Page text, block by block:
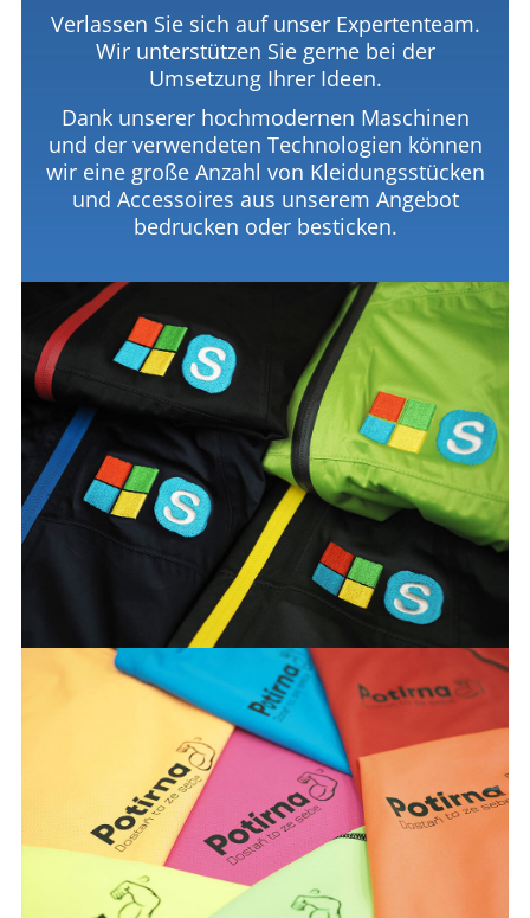
Verlassen Sie sich auf unser Expertenteam.
Wir unterstützen Sie gerne bei der
Umsetzung Ihrer Ideen.
Dank unserer hochmodernen Maschinen
und der verwendeten Technologien können
wir eine große Anzahl von Kleidungsstücken
und Accessoires aus unserem Angebot
bedrucken oder besticken.